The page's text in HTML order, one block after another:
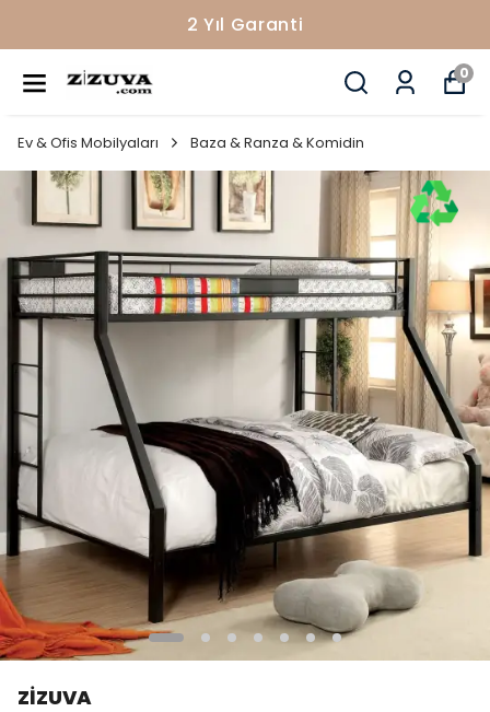
2 Yıl Garanti
0
Ev & Ofis Mobilyaları Baza & Ranza & Komidin
ZİZUVA